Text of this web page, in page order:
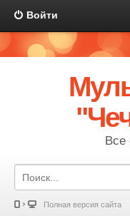
Войти
Все
Полная версия сайта